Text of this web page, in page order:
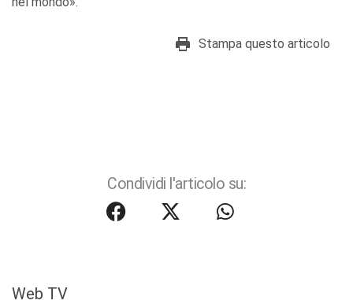
Stampa questo articolo
Condividi l'articolo su:
Web TV